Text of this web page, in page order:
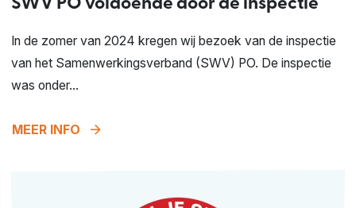
SWV PO voldoende door de inspectie
In de zomer van 2024 kregen wij bezoek van de inspectie
van het Samenwerkingsverband (SWV) PO. De inspectie
was onder...
MEER INFO arrow_forward